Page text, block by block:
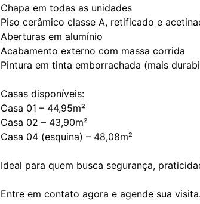
Chapa em todas as unidades
Piso cerâmico classe A, retificado e
Aberturas em alumínio
Acabamento externo com massa corrida
Pintura em tinta emborrachada (mais
Casas disponíveis:
Casa 01 – 44,95m²
Casa 02 – 43,90m²
Casa 04 (esquina) – 48,08m²
Ideal para quem busca segurança,